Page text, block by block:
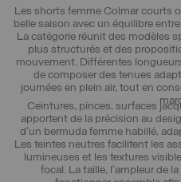
Les shorts femme Colmar courts
belle saison avec un équilibre
La catégorie réunit des modèles
plus structurés et des
mouvement. Différentes
de composer des tenues
journées en plein air, tout en
Ceintures, pinces, surfaces
apportent de la précision au
d’un bermuda femme habillé,
Les teintes neutres facilitent les
lumineuses et les textures
focal. La taille, l’ampleur de